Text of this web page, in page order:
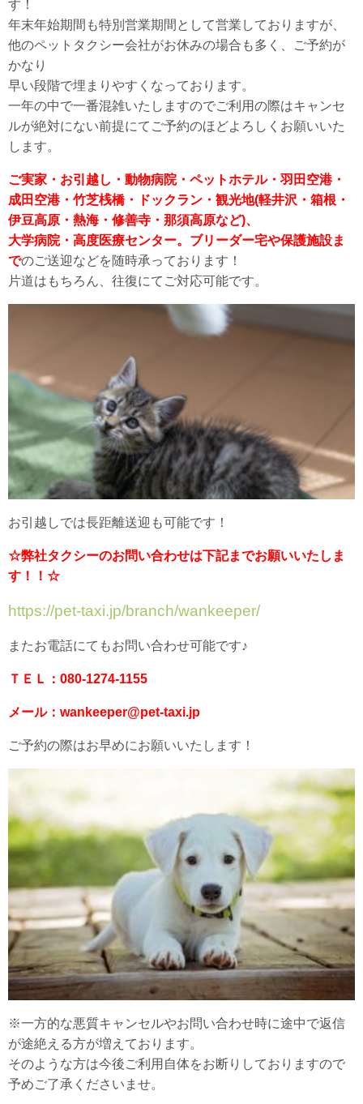
す！
年末年始期間も特別営業期間として営業しておりますが、
他のペットタクシー会社がお休みの場合も多く、ご予約が
かなり
早い段階で埋まりやすくなっております。
一年の中で一番混雑いたしますのでご利用の際はキャンセ
ルが絶対にない前提にてご予約のほどよろしくお願いいた
します。
ご実家・お引越し・動物病院・ペットホテル・羽田空港・
成田空港・竹芝桟橋・ドックラン・観光地(軽井沢・箱根・
伊豆高原・熱海・修善寺・那須高原など)、
大学病院・高度医療センター。ブリーダー宅や保護施設ま
でのご送迎などを随時承っております！
片道はもちろん、往復にてご対応可能です。
お引越しでは長距離送迎も可能です！
☆弊社タクシーのお問い合わせは下記までお願いいたしま
す！！☆
https://pet-taxi.jp/branch/wankeeper/
またお電話にてもお問い合わせ可能です♪
ＴＥＬ：080-1274-1155
メール：wankeeper@pet-taxi.jp
ご予約の際はお早めにお願いいたします！
※一方的な悪質キャンセルやお問い合わせ時に途中で返信
が途絶える方が増えております。
そのような方は今後ご利用自体をお断りしておりますので
予めご了承くださいませ。